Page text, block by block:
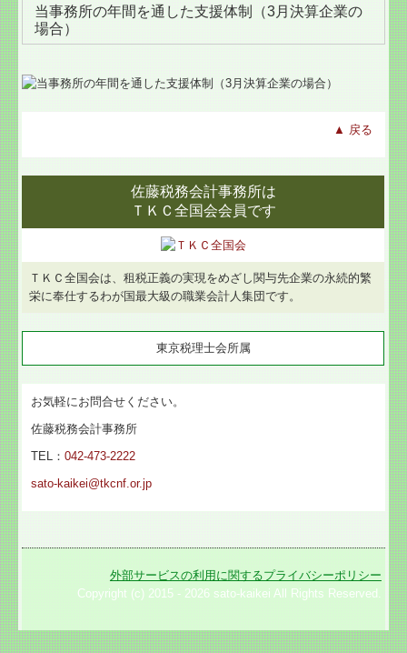
佐藤税務会計事務所は
ＴＫＣ全国会会員です
ＴＫＣ全国会は、租税正義の実現をめざし関与先企業の永続的繁
栄に奉仕するわが国最大級の職業会計人集団です。
東京税理士会所属
お気軽にお問合せください。
佐藤税務会計事務所
TEL：042-473-2222
sato-kaikei@tkcnf.or.jp
当事務所の年間を通した支援体制（3月決算企業の
場合）
▲ 戻る
外部サービスの利用に関するプライバシーポリシー
Copyright (c) 2015 - 2026 sato-kaikei All Rights Reserved.